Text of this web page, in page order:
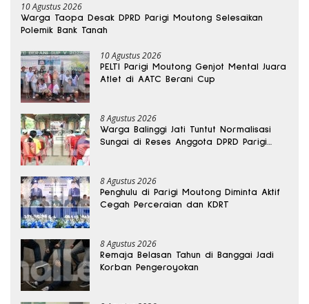
10 Agustus 2026
Warga Taopa Desak DPRD Parigi Moutong Selesaikan
Polemik Bank Tanah
10 Agustus 2026
PELTI Parigi Moutong Genjot Mental Juara
Atlet di AATC Berani Cup
8 Agustus 2026
Warga Balinggi Jati Tuntut Normalisasi
Sungai di Reses Anggota DPRD Parigi
8 Agustus 2026
Penghulu di Parigi Moutong Diminta Aktif
Cegah Perceraian dan KDRT
8 Agustus 2026
Remaja Belasan Tahun di Banggai Jadi
Korban Pengeroyokan